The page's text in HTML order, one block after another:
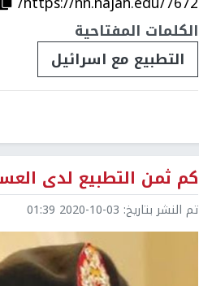
الكلمات المفتاحية
التطبيع مع اسرائيل
كم ثمن التطبيع لدى
تم النشر بتاريخ: 2020-10-03 01:39